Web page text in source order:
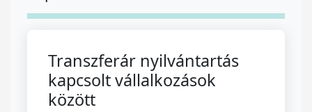
Transzferár nyilvántartás
kapcsolt vállalkozások
között